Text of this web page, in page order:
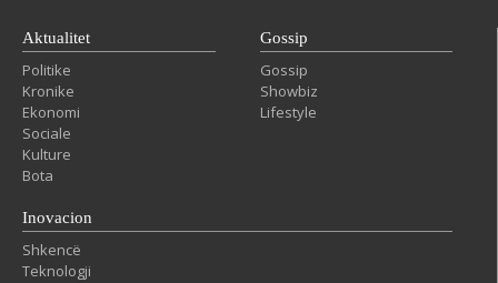
Aktualitet
Politike
Kronike
Ekonomi
Sociale
Kulture
Bota
Gossip
Gossip
Showbiz
Lifestyle
Inovacion
Shkencë
Teknologji